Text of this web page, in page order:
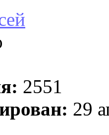
2551
29